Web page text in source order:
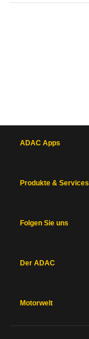
ADAC Apps
Produkte & Services
Folgen Sie uns
Der ADAC
Motorwelt